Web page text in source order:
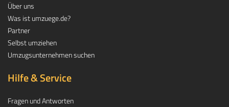
Über uns
Was ist umzuege.de?
Partner
Selbst umziehen
Umzugsunternehmen suchen
Hilfe & Service
Fragen und Antworten